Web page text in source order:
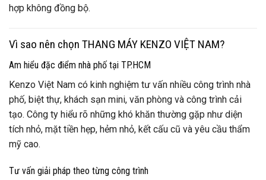
hợp không đồng bộ.
Vì sao nên chọn THANG MÁY KENZO VIỆT NAM?
Am hiểu đặc điểm nhà phố tại TP.HCM
Kenzo Việt Nam có kinh nghiệm tư vấn nhiều công trình nhà
phố, biệt thự, khách sạn mini, văn phòng và công trình cải
tạo. Công ty hiểu rõ những khó khăn thường gặp như diện
tích nhỏ, mặt tiền hẹp, hẻm nhỏ, kết cấu cũ và yêu cầu thẩm
mỹ cao.
Tư vấn giải pháp theo từng công trình